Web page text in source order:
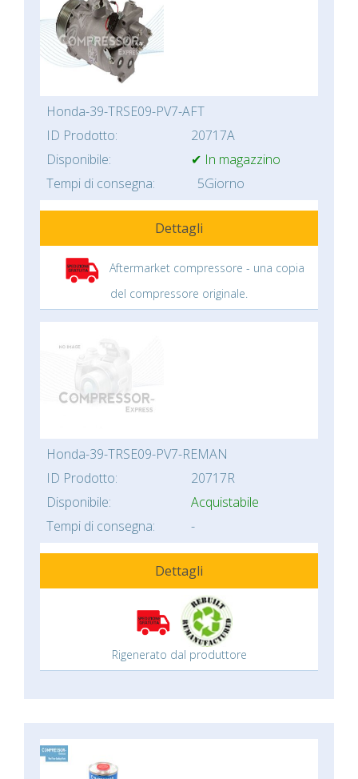
Honda-39-TRSE09-PV7-AFT
ID Prodotto:
20717A
Disponibile:
✔ In magazzino
Tempi di consegna:
5Giorno
Dettagli
Aftermarket compressore - una copia
del compressore originale.
Honda-39-TRSE09-PV7-REMAN
ID Prodotto:
20717R
Disponibile:
Acquistabile
Tempi di consegna:
-
Dettagli
Rigenerato dal produttore